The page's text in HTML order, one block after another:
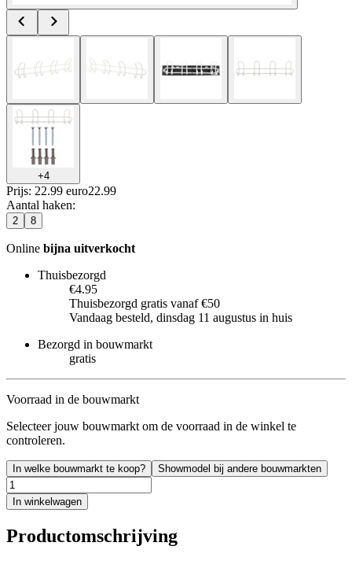
+4
Prijs: 22.99 euro22.99
Aantal haken:
2 8
Online bijna uitverkocht
Thuisbezorgd
€4.95
Thuisbezorgd gratis vanaf €50
Vandaag besteld, dinsdag 11 augustus in huis
Bezorgd in bouwmarkt
gratis
Voorraad in de bouwmarkt
Selecteer jouw bouwmarkt om de voorraad in de winkel te
controleren.
In welke bouwmarkt te koop? Showmodel bij andere bouwmarkten
In winkelwagen
Productomschrijving